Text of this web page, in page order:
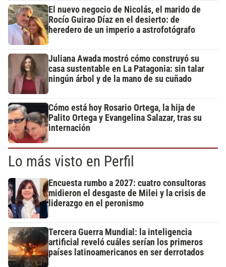
El nuevo negocio de Nicolás, el marido de
Rocío Guirao Díaz en el desierto: de
heredero de un imperio a astrofotógrafo
Juliana Awada mostró cómo construyó su
casa sustentable en La Patagonia: sin talar
ningún árbol y de la mano de su cuñado
Cómo está hoy Rosario Ortega, la hija de
Palito Ortega y Evangelina Salazar, tras su
internación
Lo más visto en Perfil
Encuesta rumbo a 2027: cuatro consultoras
midieron el desgaste de Milei y la crisis de
liderazgo en el peronismo
Tercera Guerra Mundial: la inteligencia
artificial reveló cuáles serían los primeros
países latinoamericanos en ser derrotados